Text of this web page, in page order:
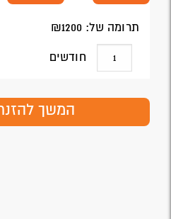
תרומה של: ₪ 1200
חודשים
המשך